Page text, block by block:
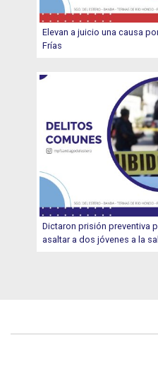
Elevan a juicio una causa
Frías
Dictaron prisión preventiva
asaltar a dos jóvenes a la